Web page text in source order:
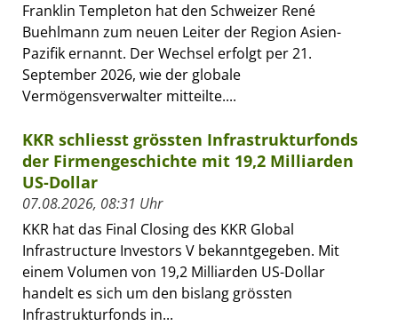
Franklin Templeton hat den Schweizer René
Buehlmann zum neuen Leiter der Region Asien-
Pazifik ernannt. Der Wechsel erfolgt per 21.
September 2026, wie der globale
Vermögensverwalter mitteilte....
KKR schliesst grössten Infrastrukturfonds
der Firmengeschichte mit 19,2 Milliarden
US-Dollar
07.08.2026, 08:31 Uhr
KKR hat das Final Closing des KKR Global
Infrastructure Investors V bekanntgegeben. Mit
einem Volumen von 19,2 Milliarden US-Dollar
handelt es sich um den bislang grössten
Infrastrukturfonds in...